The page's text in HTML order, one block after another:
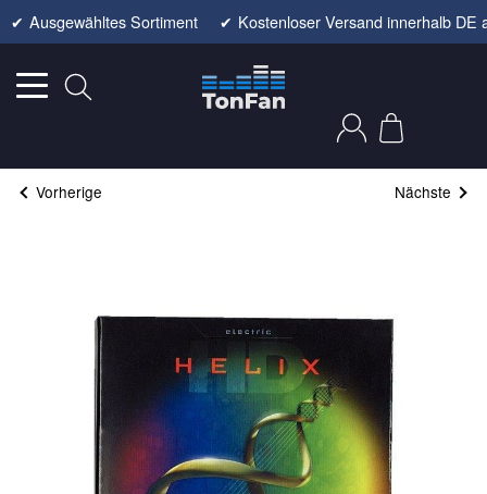
✔ Ausgewähltes Sortiment ✔ Kostenloser Versand innerhalb DE
Vorherige Nächste